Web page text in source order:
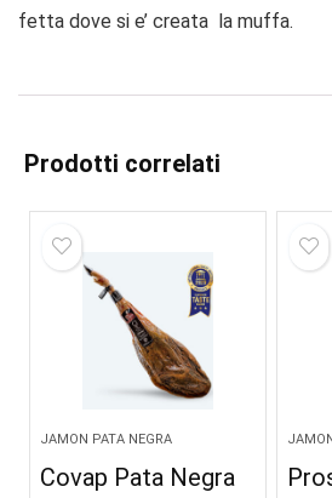
fetta dove si e’ creata la muffa.
Prodotti correlati
JAMON PATA NEGRA
Covap Pata Negra